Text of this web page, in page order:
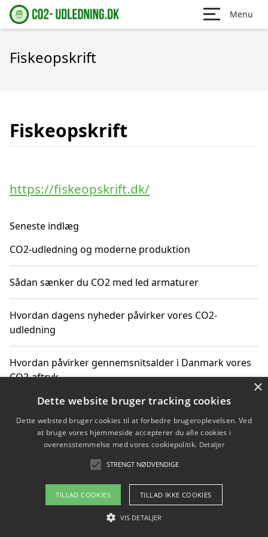
Menu
Fiskeopskrift
Fiskeopskrift
https://fiskeopskrift.dk/
Seneste indlæg
CO2-udledning og moderne produktion
Sådan sænker du CO2 med led armaturer
Hvordan dagens nyheder påvirker vores CO2-
udledning
Hvordan påvirker gennemsnitsalder i Danmark vores
CO2-aftryk
Hvordan nyheder om CO2-udledning påvirker vores
hverdag
Om / kontakt
Blog Betingelser
×
Dette website bruger tracking cookies
Dette websted bruger cookies til at forbedre brugeroplevelsen. Ved
at bruge vores hjemmeside accepterer du alle cookies i
overensstemmelse med vores cookiepolitik. Detaljer
STRENGT NØDVENDIGE
TILLAD COOKIES TILLAD IKKE COOKIES
VIS DETALJER